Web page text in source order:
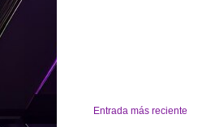
Entrada más reciente